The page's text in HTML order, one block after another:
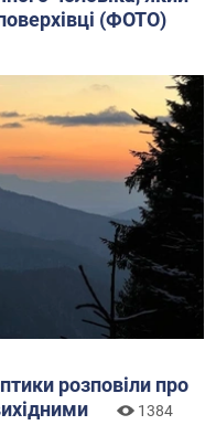
(ФОТО)
розповіли про
1384